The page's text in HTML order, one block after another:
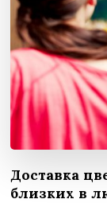
Доставка
близких в